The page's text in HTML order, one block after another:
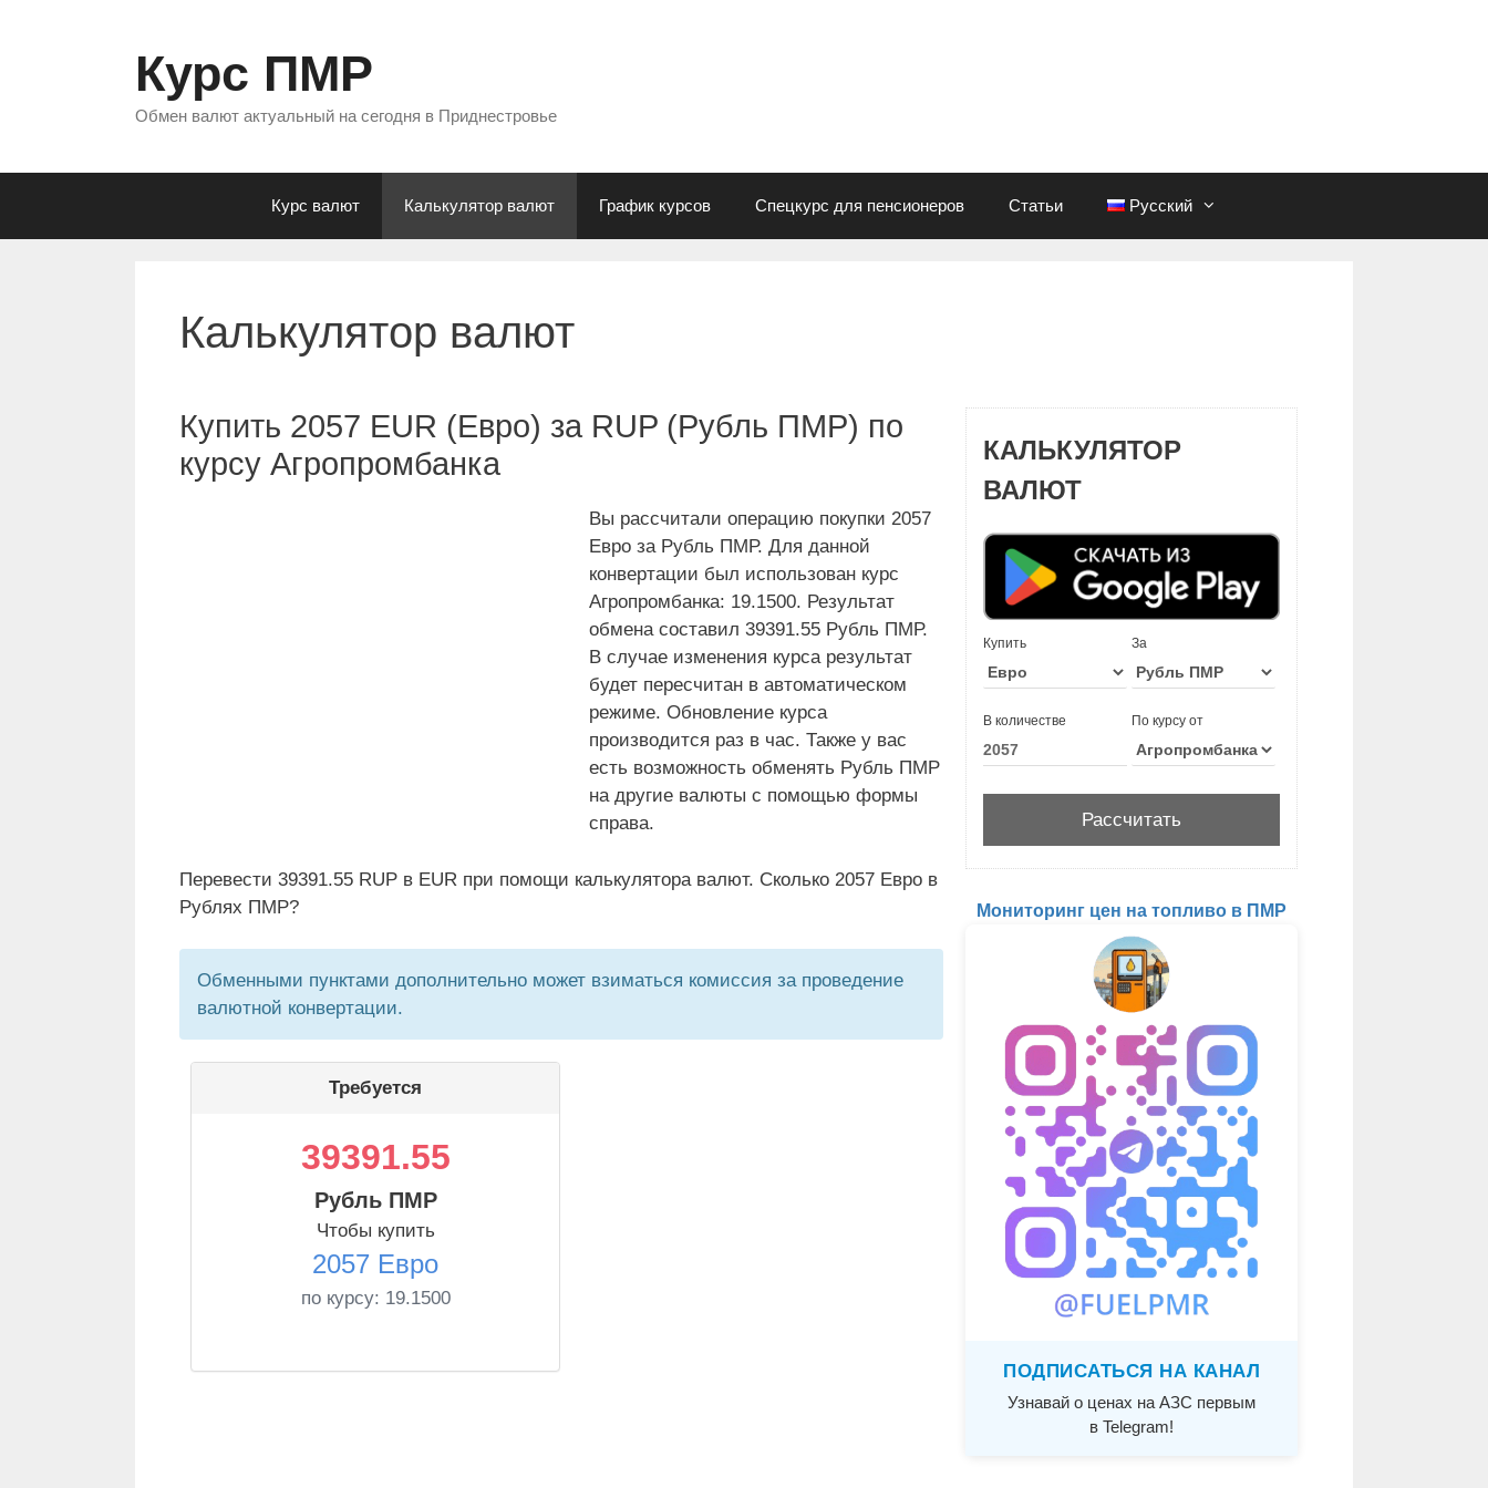
Курс ПМР
Обмен валют актуальный на сегодня в Приднестровье
Курс валют Калькулятор валют График курсов Спецкурс для пенсионеров Статьи Русский
Калькулятор валют
Купить 2057 EUR (Евро) за RUP (Рубль ПМР) по
курсу Агропромбанка
Вы рассчитали операцию покупки 2057
Евро за Рубль ПМР. Для данной
конвертации был использован курс
Агропромбанка: 19.1500. Результат
обмена составил 39391.55 Рубль ПМР.
В случае изменения курса результат
будет пересчитан в автоматическом
режиме. Обновление курса
производится раз в час. Также у вас
есть возможность обменять Рубль ПМР
на другие валюты с помощью формы
справа.
Перевести 39391.55 RUP в EUR при помощи калькулятора валют. Сколько 2057 Евро в
Рублях ПМР?
Обменными пунктами дополнительно может взиматься комиссия за проведение
валютной конвертации.
Требуется
39391.55
Рубль ПМР
Чтобы купить
2057 Евро
по курсу: 19.1500
КАЛЬКУЛЯТОР
ВАЛЮТ
Купить За
В количестве По курсу от
Мониторинг цен на топливо в ПМР
ПОДПИСАТЬСЯ НА КАНАЛ
Узнавай о ценах на АЗС первым
в Telegram!